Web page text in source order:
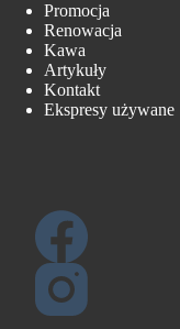
Promocja
Renowacja
Kawa
Artykuły
Kontakt
Ekspresy używane